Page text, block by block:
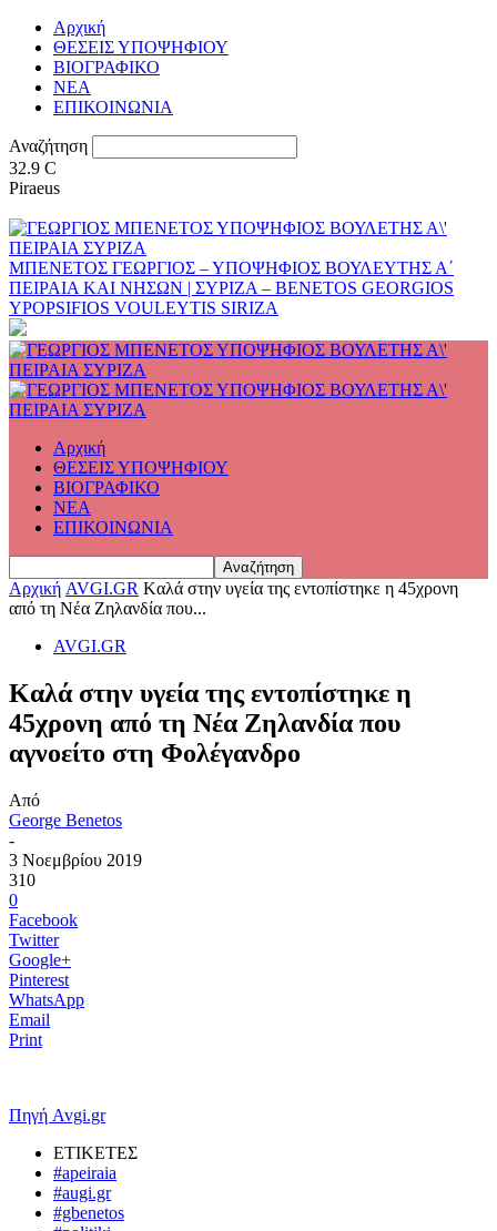
Αρχική
ΘΕΣΕΙΣ ΥΠΟΨΗΦΙΟΥ
ΒΙΟΓΡΑΦΙΚΟ
ΝΕΑ
ΕΠΙΚΟΙΝΩΝΙΑ
Αναζήτηση
32.9 C
Piraeus
ΜΠΕΝΕΤΟΣ ΓΕΩΡΓΙΟΣ – ΥΠΟΨΗΦΙΟΣ ΒΟΥΛΕΥΤΗΣ Α΄
ΠΕΙΡΑΙΑ ΚΑΙ ΝΗΣΩΝ | ΣΥΡΙΖΑ – BENETOS GEORGIOS
YPOPSIFIOS VOULEYTIS SIRIZA
Αρχική
ΘΕΣΕΙΣ ΥΠΟΨΗΦΙΟΥ
ΒΙΟΓΡΑΦΙΚΟ
ΝΕΑ
ΕΠΙΚΟΙΝΩΝΙΑ
Αρχική AVGI.GR Kαλά στην υγεία της εντοπίστηκε η 45χρονη
από τη Νέα Ζηλανδία που...
AVGI.GR
Kαλά στην υγεία της εντοπίστηκε η
45χρονη από τη Νέα Ζηλανδία που
αγνοείτο στη Φολέγανδρο
Από
George Benetos
-
3 Νοεμβρίου 2019
310
0
Facebook
Twitter
Google+
Pinterest
WhatsApp
Email
Print
Πηγή Avgi.gr
ΕΤΙΚΕΤΕΣ
#apeiraia
#augi.gr
#gbenetos